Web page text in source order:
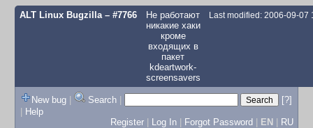
ALT Linux Bugzilla– #7766
Не работают
никакие хаки
кроме
входящих в
пакет
kdeartwork-
screensavers
Last modified: 2006-09-07
New bug | Search |
[?]
| Help
Register | Log In | Forgot Password | EN | RU